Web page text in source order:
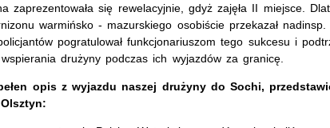
zaprezentowała się rewelacyjnie, gdyż zajęła II miejsce.
warmińsko - mazurskiego osobiście przekazał
pogratulował funkcjonariuszom tego sukcesu i
drużyny podczas ich wyjazdów za granicę.
opis z wyjazdu naszej drużyny do Sochi,